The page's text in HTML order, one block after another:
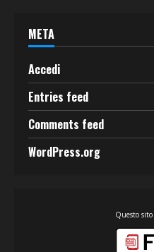
META
Accedi
Entries feed
Comments feed
WordPress.org
Questo sito